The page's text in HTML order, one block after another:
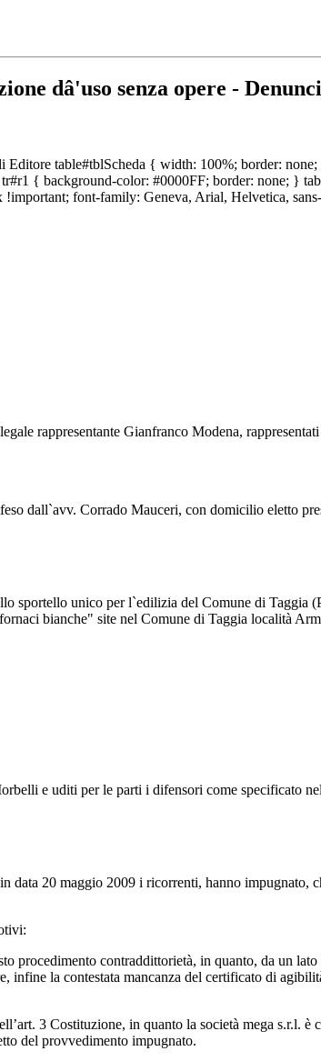
dâ'uso senza opere -
table#tblScheda { width: 100%; border:
{ background-color: #0000FF; border: none; }
font-family: Geneva, Arial, Helvetica,
rappresentante Gianfranco Modena,
dall`avv. Corrado Mauceri, con domicilio eletto
sportello unico per l`edilizia del Comune di
bianche" site nel Comune di Taggia località
e uditi per le parti i difensori come specificato
20 maggio 2009 i ricorrenti, hanno impugnato,
procedimento contraddittorietà, in quanto, da un
infine la contestata mancanza del certificato di
3 Costituzione, in quanto la società mega s.r.l.
del provvedimento impugnato.